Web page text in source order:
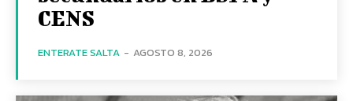
CENS
ENTERATE SALTA - AGOSTO 8, 2026